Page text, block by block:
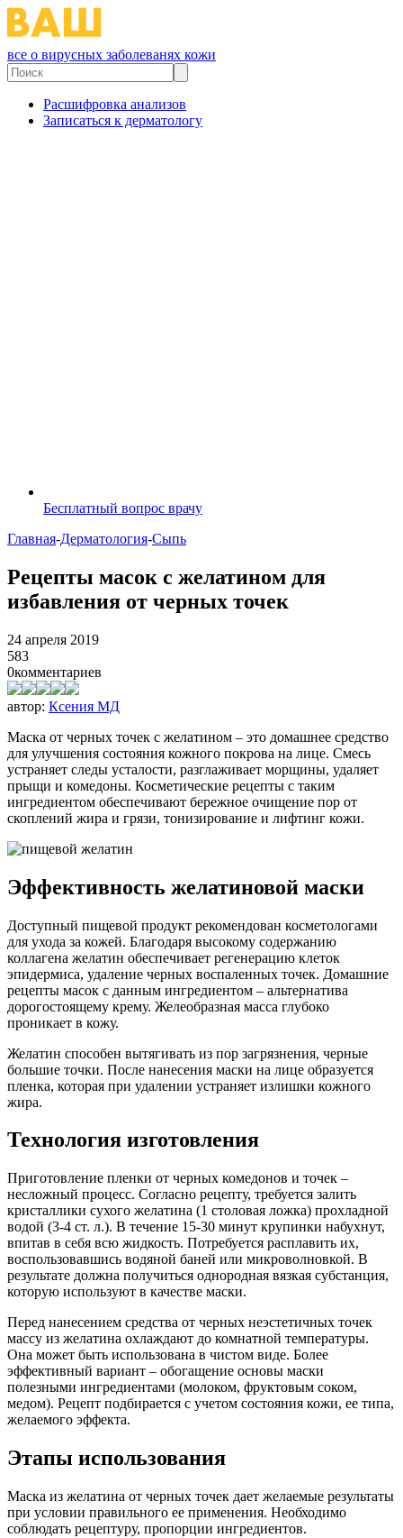
все о вирусных заболеванях кожи
Расшифровка анализов
Записаться к дерматологу
Бесплатный вопрос врачу
Главная-Дерматология-Сыпь
Рецепты масок с желатином для
избавления от черных точек
24 апреля 2019
583
0комментариев
автор: Ксения МД
Маска от черных точек с желатином – это домашнее средство
для улучшения состояния кожного покрова на лице. Смесь
устраняет следы усталости, разглаживает морщины, удаляет
прыщи и комедоны. Косметические рецепты с таким
ингредиентом обеспечивают бережное очищение пор от
скоплений жира и грязи, тонизирование и лифтинг кожи.
Эффективность желатиновой маски
Доступный пищевой продукт рекомендован косметологами
для ухода за кожей. Благодаря высокому содержанию
коллагена желатин обеспечивает регенерацию клеток
эпидермиса, удаление черных воспаленных точек. Домашние
рецепты масок с данным ингредиентом – альтернатива
дорогостоящему крему. Желеобразная масса глубоко
проникает в кожу.
Желатин способен вытягивать из пор загрязнения, черные
большие точки. После нанесения маски на лице образуется
пленка, которая при удалении устраняет излишки кожного
жира.
Технология изготовления
Приготовление пленки от черных комедонов и точек –
несложный процесс. Согласно рецепту, требуется залить
кристаллики сухого желатина (1 столовая ложка) прохладной
водой (3-4 ст. л.). В течение 15-30 минут крупинки набухнут,
впитав в себя всю жидкость. Потребуется расплавить их,
воспользовавшись водяной баней или микроволновкой. В
результате должна получиться однородная вязкая субстанция,
которую используют в качестве маски.
Перед нанесением средства от черных неэстетичных точек
массу из желатина охлаждают до комнатной температуры.
Она может быть использована в чистом виде. Более
эффективный вариант – обогащение основы маски
полезными ингредиентами (молоком, фруктовым соком,
медом). Рецепт подбирается с учетом состояния кожи, ее типа,
желаемого эффекта.
Этапы использования
Маска из желатина от черных точек дает желаемые результаты
при условии правильного ее применения. Необходимо
соблюдать рецептуру, пропорции ингредиентов.